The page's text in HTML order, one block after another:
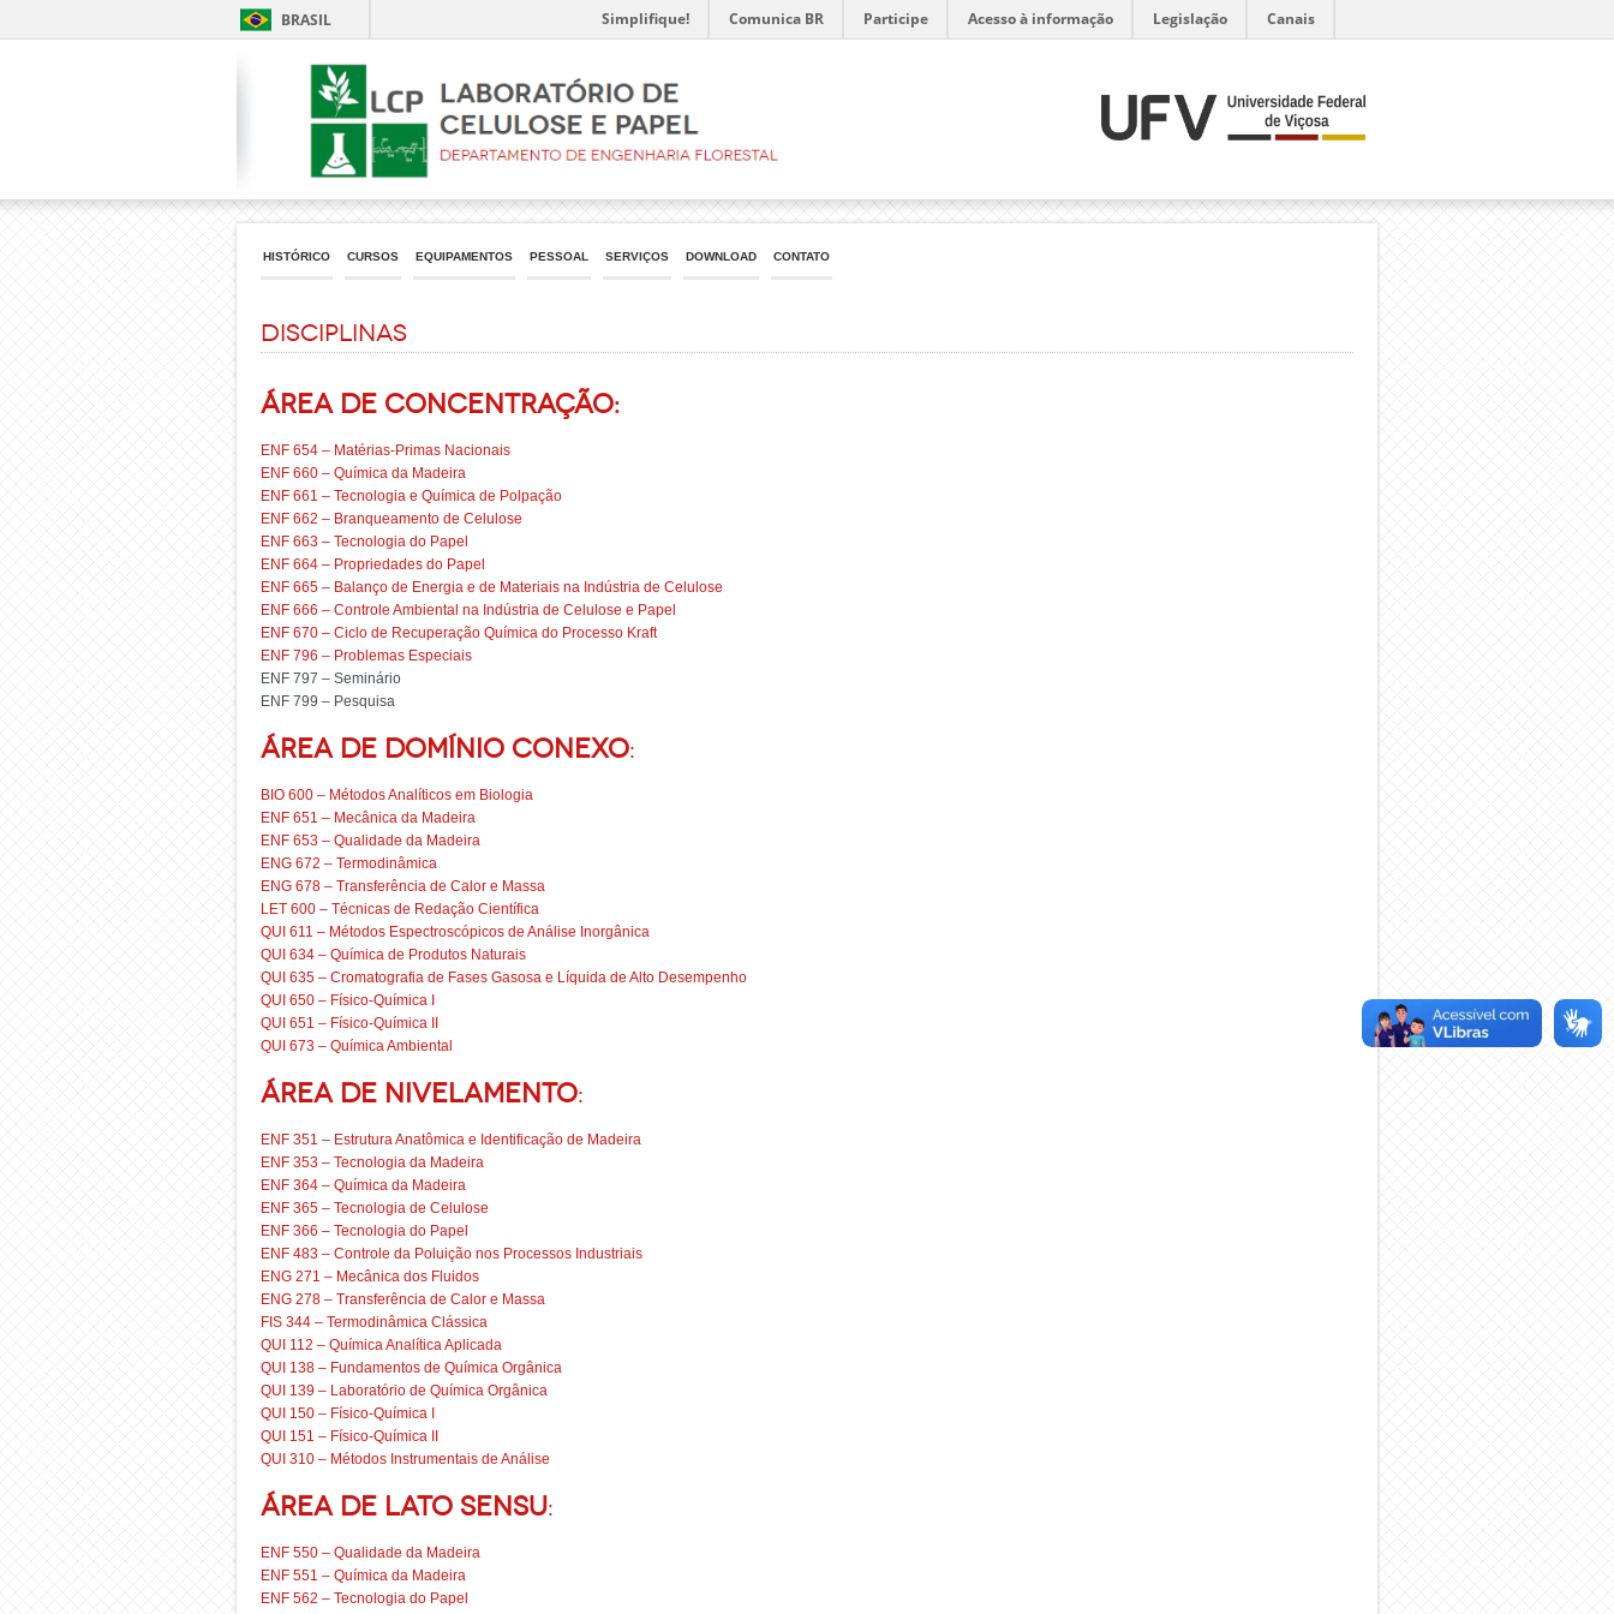
BRASIL Simplifique! Comunica BR Participe Acesso à informação Legislação Canais
HISTÓRICO CURSOS EQUIPAMENTOS PESSOAL SERVIÇOS DOWNLOAD CONTATO
DISCIPLINAS
Área de Concentração:
ENF 654 – Matérias-Primas Nacionais
ENF 660 – Química da Madeira
ENF 661 – Tecnologia e Química de Polpação
ENF 662 – Branqueamento de Celulose
ENF 663 – Tecnologia do Papel
ENF 664 – Propriedades do Papel
ENF 665 – Balanço de Energia e de Materiais na Indústria de Celulose
ENF 666 – Controle Ambiental na Indústria de Celulose e Papel
ENF 670 – Ciclo de Recuperação Química do Processo Kraft
ENF 796 – Problemas Especiais
ENF 797 – Seminário
ENF 799 – Pesquisa
Área de Domínio Conexo:
BIO 600 – Métodos Analíticos em Biologia
ENF 651 – Mecânica da Madeira
ENF 653 – Qualidade da Madeira
ENG 672 – Termodinâmica
ENG 678 – Transferência de Calor e Massa
LET 600 – Técnicas de Redação Científica
QUI 611 – Métodos Espectroscópicos de Análise Inorgânica
QUI 634 – Química de Produtos Naturais
QUI 635 – Cromatografia de Fases Gasosa e Líquida de Alto Desempenho
QUI 650 – Físico-Química I
QUI 651 – Físico-Química II
QUI 673 – Química Ambiental
Área de Nivelamento:
ENF 351 – Estrutura Anatômica e Identificação de Madeira
ENF 353 – Tecnologia da Madeira
ENF 364 – Química da Madeira
ENF 365 – Tecnologia de Celulose
ENF 366 – Tecnologia do Papel
ENF 483 – Controle da Poluição nos Processos Industriais
ENG 271 – Mecânica dos Fluidos
ENG 278 – Transferência de Calor e Massa
FIS 344 – Termodinâmica Clássica
QUI 112 – Química Analítica Aplicada
QUI 138 – Fundamentos de Química Orgânica
QUI 139 – Laboratório de Química Orgânica
QUI 150 – Físico-Química I
QUI 151 – Físico-Química II
QUI 310 – Métodos Instrumentais de Análise
Área de Lato Sensu:
ENF 550 – Qualidade da Madeira
ENF 551 – Química da Madeira
ENF 562 – Tecnologia do Papel